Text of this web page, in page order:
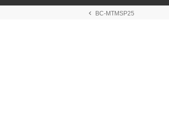
BC-MTMSP25